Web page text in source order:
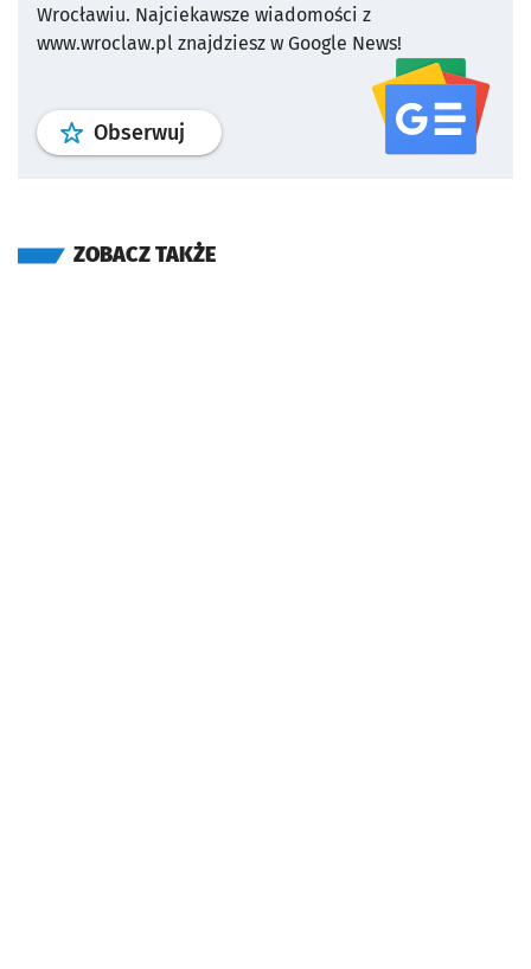
Wrocławiu. Najciekawsze wiadomości z
www.wroclaw.pl znajdziesz w Google News!
Obserwuj profil serwisu
ZOBACZ TAKŻE